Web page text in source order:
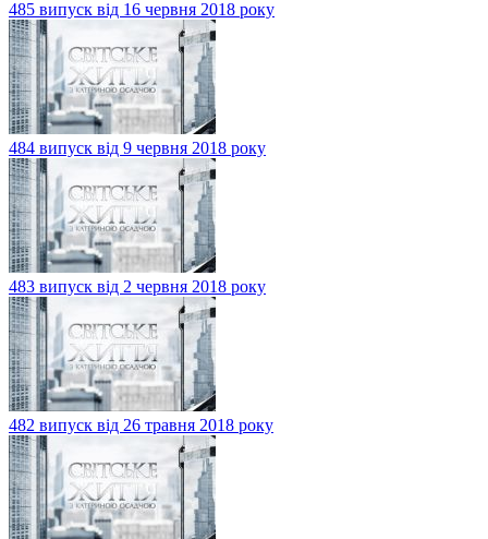
485 випуск від 16 червня 2018 року
484 випуск від 9 червня 2018 року
483 випуск від 2 червня 2018 року
482 випуск від 26 травня 2018 року